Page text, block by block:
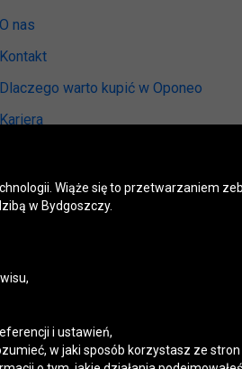
O nas
Kontakt
Dlaczego warto kupić w Oponeo
Kariera
Biuro prasowe
Kręci nas recykling
Mapa fotoradarów
Ustawienia cookies
Wiąże się to przetwarzaniem
w Bydgoszczy.
i ustawień,
w jaki sposób korzystasz ze